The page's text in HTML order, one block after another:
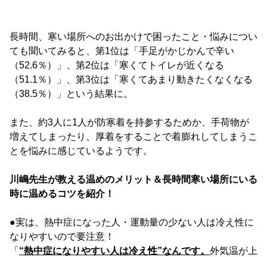
長時間、寒い場所へのお出かけで困ったこと・悩みについ
ても聞いてみると、第1位は「手足がかじかんで辛い
（52.6％）」、第2位は「寒くてトイレが近くなる
（51.1％）」、第3位は「寒くてあまり動きたくなくなる
（38.5％）」という結果に。
また、約3人に1人が防寒着を持参するためか、手荷物が
増えてしまったり、厚着をすることで着膨れしてしまうこ
とを悩みに感じているようです。
川嶋先生が教える温めのメリット＆長時間寒い場所にいる
時に温めるコツを紹介！
●実は、熱中症になった人・運動量の少ない人は冷え性に
なりやすいので要注意！
「 “熱中症になりやすい人は冷え性”なんです。 外気温が上